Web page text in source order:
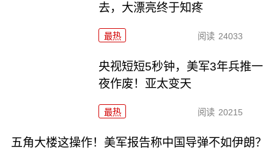
去，大漂亮终于知疼
最热 阅读 24033
央视短短5秒钟，美军3年兵推一
夜作废！亚太变天
最热 阅读 20215
五角大楼这操作！美军报告称中国导弹不如伊朗？